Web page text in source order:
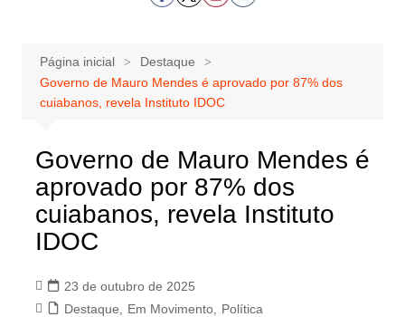
Página inicial
Destaque
Governo de Mauro Mendes é aprovado por 87% dos
cuiabanos, revela Instituto IDOC
Governo de Mauro Mendes é
aprovado por 87% dos
cuiabanos, revela Instituto
IDOC
23 de outubro de 2025
Destaque
Em Movimento, Política